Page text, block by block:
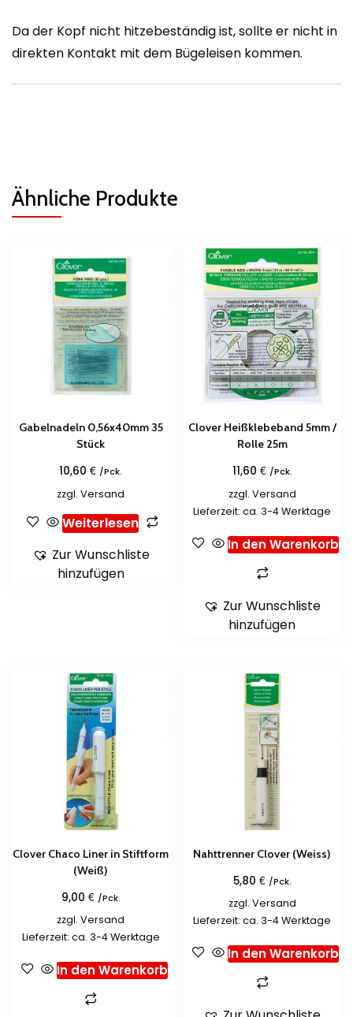
Da der Kopf nicht hitzebeständig ist, sollte er nicht in
direkten Kontakt mit dem Bügeleisen kommen.
Ähnliche Produkte
Gabelnadeln 0,56x40mm 35
Stück
10,60€ /Pck.
zzgl.Versand
Weiterlesen
Zur Wunschliste
hinzufügen
Clover Heißklebeband 5mm /
Rolle 25m
11,60 € /Pck.
zzgl. Versand
Lieferzeit: ca. 3-4 Werktage
In den Warenkorb
Zur Wunschliste
hinzufügen
Clover Chaco Liner in Stiftform
(Weiß)
9,00 € /Pck.
zzgl.Versand
Lieferzeit: ca. 3-4 Werktage
In den Warenkorb
Nahttrenner Clover (Weiss)
5,80 € /Pck.
zzgl. Versand
Lieferzeit: ca. 3-4 Werktage
In den Warenkorb